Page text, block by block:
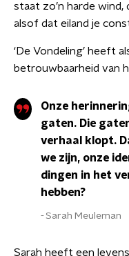
staat zo’n harde
alsof dat eiland je
‘De Vondeling’ heeft
betrouwbaarheid van
Onze
gaten. Die
verhaal klopt.
we zijn, onze
dingen in het
hebben?
Sarah Meuleman
Sarah heeft een